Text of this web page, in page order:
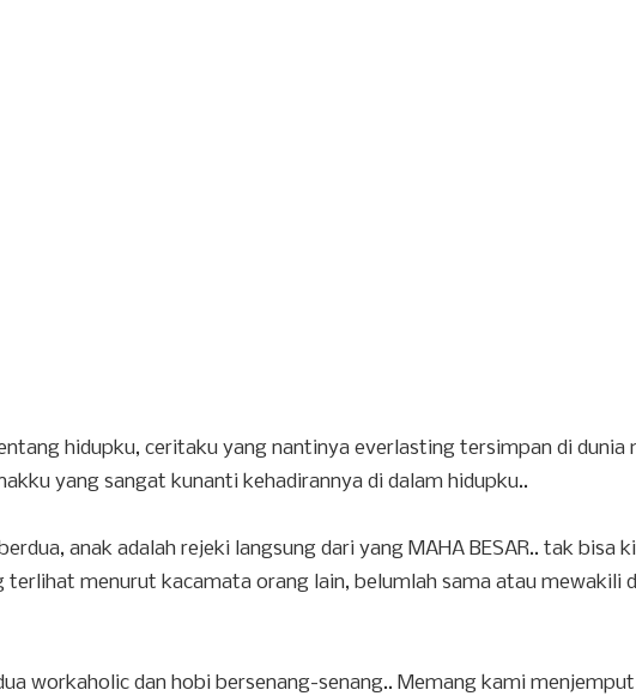
hidupku, ceritaku yang nantinya everlasting tersimpan di dunia
yang sangat kunanti kehadirannya di dalam hidupku..
anak adalah rejeki langsung dari yang MAHA BESAR.. tak bisa
terlihat menurut kacamata orang lain, belumlah sama atau mewakili
workaholic dan hobi bersenang-senang.. Memang kami menjemput